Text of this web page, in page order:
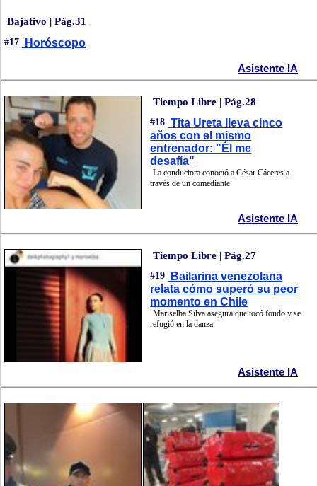
Bajativo | Pág.31
#17 Horóscopo
Asistente IA
Tiempo Libre | Pág.28
#18 Tita Ureta lleva cinco
años con el mismo
entrenador: "Él me
desafía"
La conductora conoció a César Cáceres a
través de un comediante
Asistente IA
Tiempo Libre | Pág.27
#19
Bailarina venezolana
relata cómo superó su peor
momento en Chile
Mariselba Silva asegura que tocó fondo y se
refugió en la danza
Asistente IA